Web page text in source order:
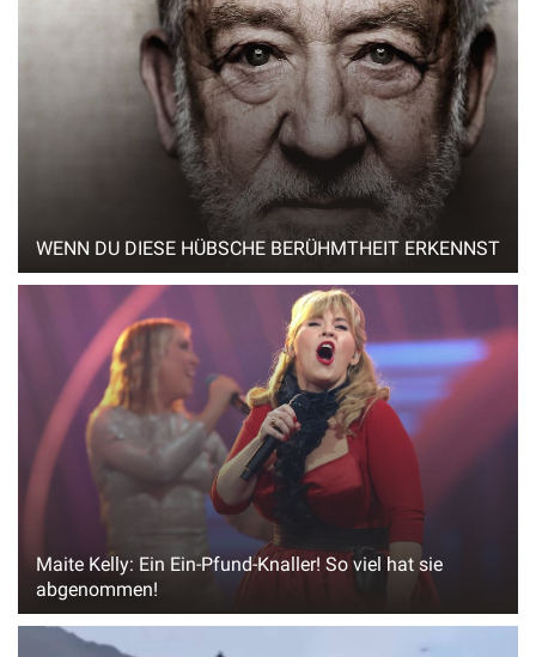
WENN DU DIESE HÜBSCHE BERÜHMTHEIT ERKENNST
Maite Kelly: Ein Ein-Pfund-Knaller! So viel hat sie
abgenommen!